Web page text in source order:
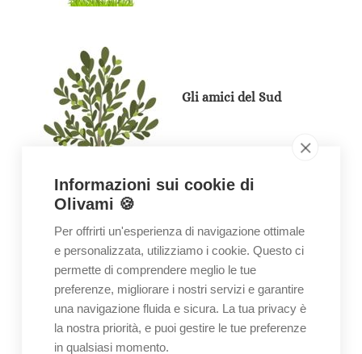
Gli amici del Sud
The UK friends
Informazioni sui cookie di
Olivami 🍪
Per offrirti un'esperienza di navigazione ottimale
e personalizzata, utilizziamo i cookie. Questo ci
permette di comprendere meglio le tue
preferenze, migliorare i nostri servizi e garantire
una navigazione fluida e sicura. La tua privacy è
la nostra priorità, e puoi gestire le tue preferenze
in qualsiasi momento.